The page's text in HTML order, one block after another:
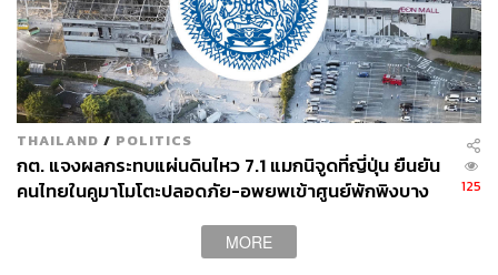
THAILAND / POLITICS
กต. แจงผลกระทบแผ่นดินไหว 7.1 แมกนิจูดที่ญี่ปุ่น ยืนยัน
คนไทยในคูมาโมโตะปลอดภัย-อพยพเข้าศูนย์พักพิงบาง
125
MORE